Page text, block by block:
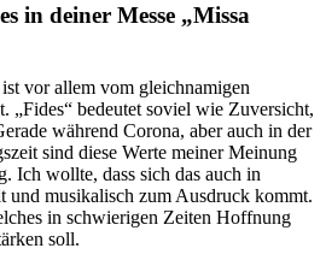
in deiner Messe „Missa
vor allem vom gleichnamigen
„Fides“ bedeutet soviel wie Zuversicht,
während Corona, aber auch in der
sind diese Werte meiner Meinung
Ich wollte, dass sich das auch in
und musikalisch zum Ausdruck kommt.
in schwierigen Zeiten Hoffnung
soll.